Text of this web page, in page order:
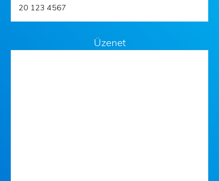
Üzenet